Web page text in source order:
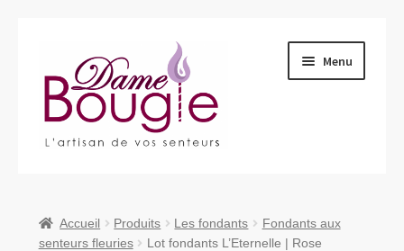
à
la
navigation
au
contenu
Menu
enfant
Produits
Accueil Produits Les fondants
Fondants aux
senteurs fleuries
Lot fondants L’Eternelle | Rose